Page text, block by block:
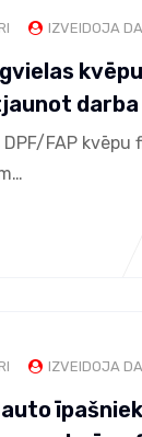
IZVEIDOJA
FAP kvēpu
IZVEIDOJA